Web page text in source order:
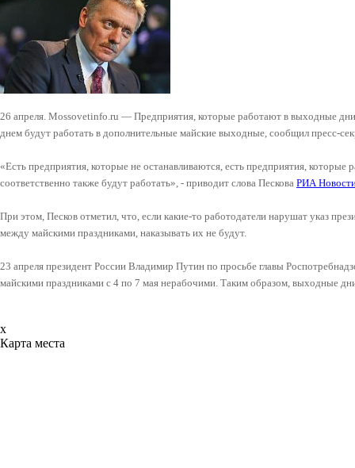
26 апреля. Mossovetinfo.ru — Предприятия, которые работают в выходные
днем будут работать в дополнительные майские выходные, сообщил пресс-
«Есть предприятия, которые не останавливаются, есть предприятия,
соответственно также будут работать», - приводит слова Пескова РИА
При этом, Песков отметил, что, если какие-то работодатели нарушат указ
между майскими праздниками, наказывать их не будут.
23 апреля президент России Владимир Путин по просьбе главы
майскими праздниками с 4 по 7 мая нерабочими. Таким образом, выходные
x
Карта места